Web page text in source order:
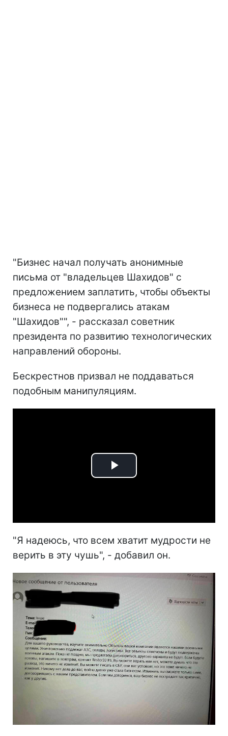
"Бизнес начал получать анонимные
письма от "владельцев Шахидов" с
предложением заплатить, чтобы объекты
бизнеса не подвергались атакам
"Шахидов"", - рассказал советник
президента по развитию технологических
направлений обороны.
Бескрестнов призвал не поддаваться
подобным манипуляциям.
Play
"Я надеюсь, что всем хватит мудрости не
верить в эту чушь", - добавил он.